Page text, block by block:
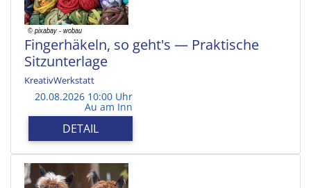
Fingerhäkeln, so geht's — Praktische
Sitzunterlage
KreativWerkstatt
20.08.2026 10:00 Uhr
Au am Inn
DETAIL